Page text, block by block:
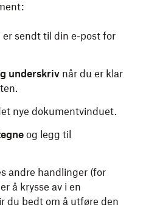
sendt til din e-post for
underskriv når du er klar
nye dokumentvinduet.
og legg til
andre handlinger (for
å krysse av i en
du bedt om å utføre den